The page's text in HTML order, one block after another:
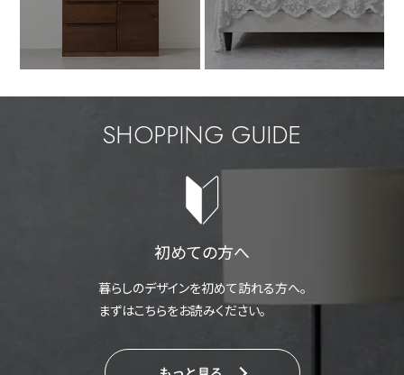
SHOPPING GUIDE
初めての方へ
暮らしのデザインを初めて訪れる方へ。
まずはこちらをお読みください。